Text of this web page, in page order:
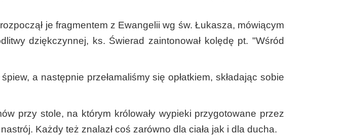
je fragmentem z Ewangelii wg św. Łukasza, mówiącym
dziękczynnej, ks. Świerad zaintonował kolędę pt. "Wśród
a następnie przełamaliśmy się opłatkiem, składając sobie
przy stole, na którym królowały wypieki przygotowane przez
Każdy też znalazł coś zarówno dla ciała jak i dla ducha.